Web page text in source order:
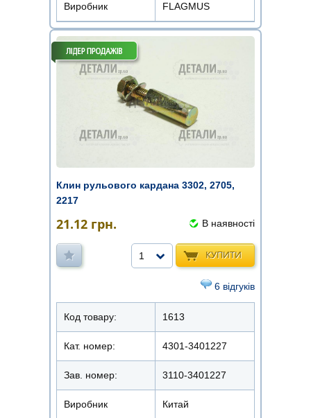
Виробник FLAGMUS
Клин рульового кардана 3302, 2705,
2217
21.12 грн. В наявності
КУПИТИ
1
6 відгуків
Код товару: 1613
Кат. номер: 4301-3401227
Зав. номер: 3110-3401227
Виробник Китай